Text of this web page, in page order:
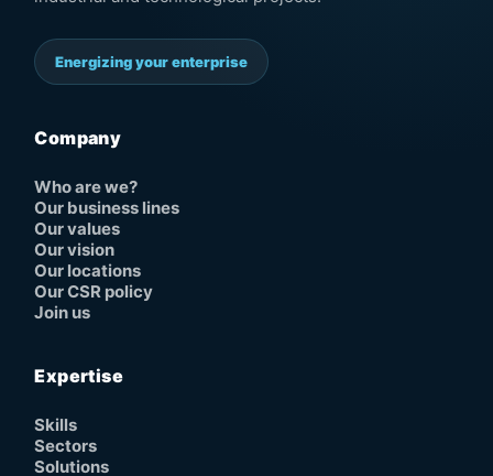
Energizing your enterprise
Company
Who are we?
Our business lines
Our values
Our vision
Our locations
Our CSR policy
Join us
Expertise
Skills
Sectors
Solutions